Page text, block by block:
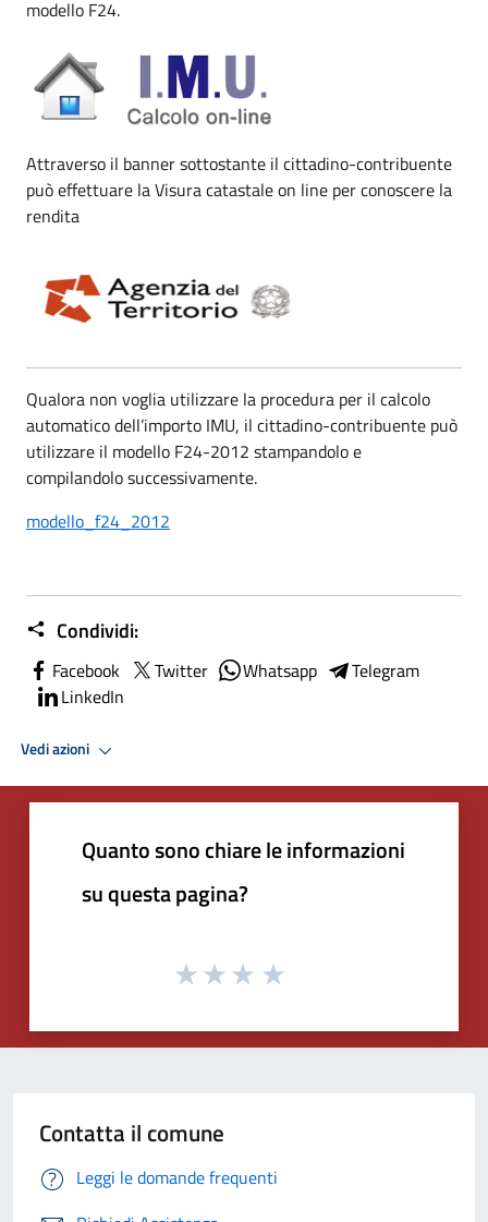
modello F24.
Attraverso il banner sottostante il cittadino-contribuente
può effettuare la Visura catastale on line per conoscere la
rendita
Qualora non voglia utilizzare la procedura per il calcolo
automatico dell’importo IMU, il cittadino-contribuente può
utilizzare il modello F24-2012 stampandolo e
compilandolo successivamente.
modello_f24_2012
Condividi:
Facebook Twitter Whatsapp
Telegram
LinkedIn
Vedi azioni
Quanto sono chiare le informazioni
su questa pagina?
Contatta il comune
Leggi le domande frequenti